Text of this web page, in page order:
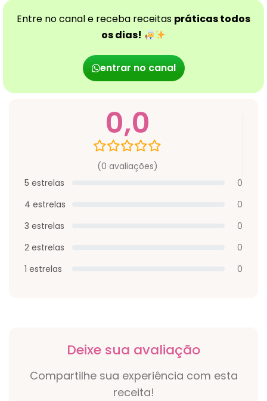
Entre no canal e receba receitas práticas todos
os dias!
entrar no canal
0,0
(0 avaliações)
5 estrelas
0
4 estrelas
0
3 estrelas
0
2 estrelas
0
1 estrelas
0
Deixe sua avaliação
Compartilhe sua experiência com esta
receita!